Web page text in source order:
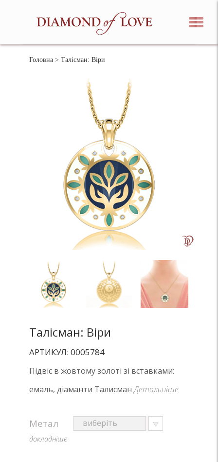
Головна > Талісман: Віри
Талісман: Віри
АРТИКУЛ: 0005784
Підвіс в жовтому золоті зі вставками:
емаль, діаманти ТалисманДетальніше
Метал
докладніше